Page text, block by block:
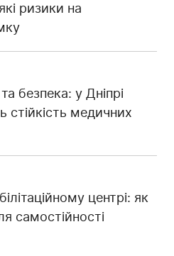
ризики на
безпека: у Дніпрі
медичних
центрі: як
самостійності